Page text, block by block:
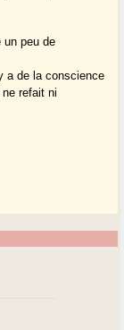
un peu de
a de la conscience
refait ni